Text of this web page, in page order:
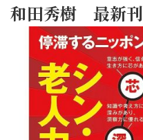
和田秀樹 最新刊